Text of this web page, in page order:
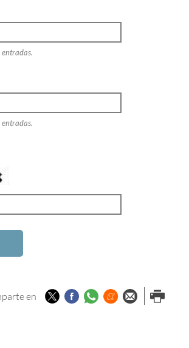
en TwitterFacebook
Whatsapp
Menéame
Enviar porImprimir